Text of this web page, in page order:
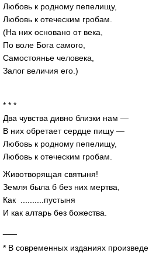
Любовь к родному пепелищу,
Любовь к отеческим гробам.
(На них основано от века,
По воле Бога самого,
Самостоянье человека,
Залог величия его.)
* * *
Два чувства дивно близки нам —
В них обретает сердце пищу —
Любовь к родному пепелищу,
Любовь к отеческим гробам.
Животворящая святыня!
Земля была б без них мертва,
Как ..........пустыня
И как алтарь без божества.
* В современных изданиях